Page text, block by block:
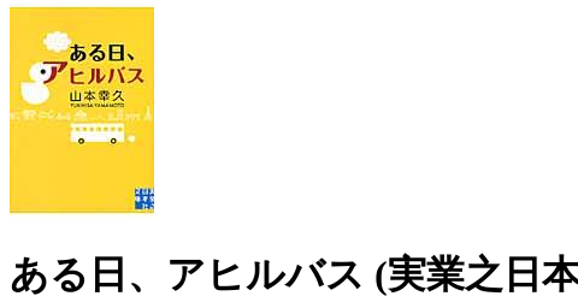
ある日、アヒルバス (実業之日